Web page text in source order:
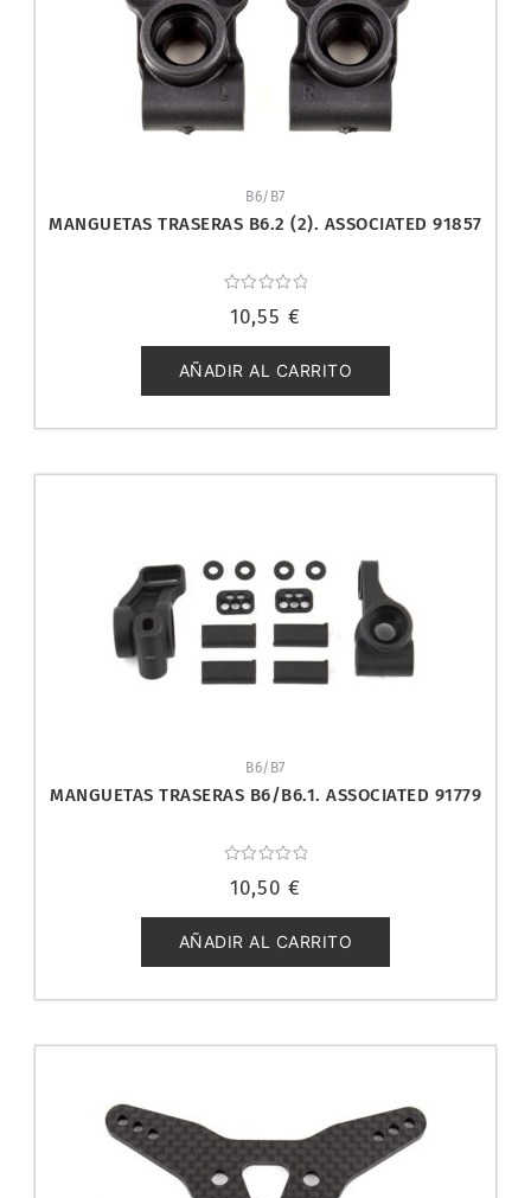
B6/B7
MANGUETAS TRASERAS B6.2 (2). ASSOCIATED 91857
con
de
5
10,55 €
AÑADIR AL CARRITO
B6/B7
MANGUETAS TRASERAS B6/B6.1. ASSOCIATED 91779
con
de
5
10,50 €
AÑADIR AL CARRITO